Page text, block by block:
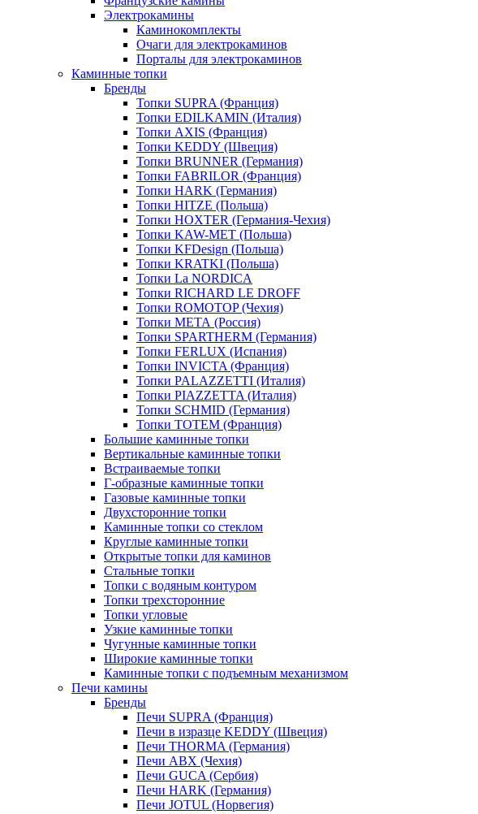
Электрокамины
Каминокомплекты
Очаги для электрокаминов
Порталы для электрокаминов
Каминные топки
Бренды
Топки SUPRA (Франция)
Топки EDILKAMIN (Италия)
Топки AXIS (Франция)
Топки KEDDY (Швеция)
Топки BRUNNER (Германия)
Топки FABRILOR (Франция)
Топки HARK (Германия)
Топки HITZE (Польша)
Топки HOXTER (Германия-Чехия)
Топки KAW-MET (Польша)
Топки KFDesign (Польша)
Топки KRATKI (Польша)
Топки La NORDICA
Топки RICHARD LE DROFF
Топки ROMOTOP (Чехия)
Топки МЕТА (Россия)
Топки SPARTHERM (Германия)
Топки FERLUX (Испания)
Топки INVICTA (Франция)
Топки PALAZZETTI (Италия)
Топки PIAZZETTA (Италия)
Топки SCHMID (Германия)
Топки TOTEM (Франция)
Большие каминные топки
Вертикальные каминные топки
Встраиваемые топки
Г-образные каминные топки
Газовые каминные топки
Двухсторонние топки
Каминные топки со стеклом
Круглые каминные топки
Открытые топки для каминов
Стальные топки
Топки с водяным контуром
Топки трехсторонние
Топки угловые
Узкие каминные топки
Чугунные каминные топки
Широкие каминные топки
Каминные топки с подъемным механизмом
Печи камины
Бренды
Печи SUPRA (Франция)
Печи в изразце KEDDY (Швеция)
Печи THORMA (Германия)
Печи ABX (Чехия)
Печи GUCA (Сербия)
Печи HARK (Германия)
Печи JOTUL (Норвегия)